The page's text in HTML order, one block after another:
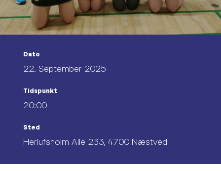
Dato
22. September 2025
Tidspunkt
20:00
Sted
Herlufsholm Alle 233, 4700 Næstved